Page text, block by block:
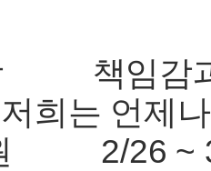
책임감과
희는 언제
2/26 ~